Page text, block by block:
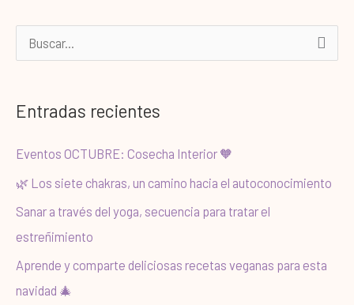
c
a
:
Entradas recientes
Eventos OCTUBRE: Cosecha Interior 🧡
🌿 Los siete chakras, un camino hacia el autoconocimiento
Sanar a través del yoga, secuencia para tratar el
estreñimiento
Aprende y comparte deliciosas recetas veganas para esta
navidad 🎄